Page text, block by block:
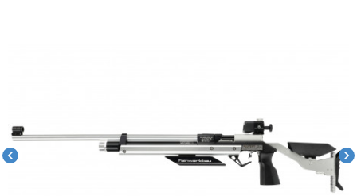
chevron_left chevron_right